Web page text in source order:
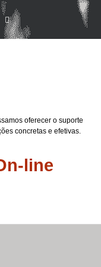
oferecer o suporte
concretas e efetivas.
line